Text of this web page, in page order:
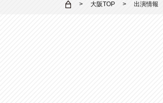
大阪TOP 出演情報